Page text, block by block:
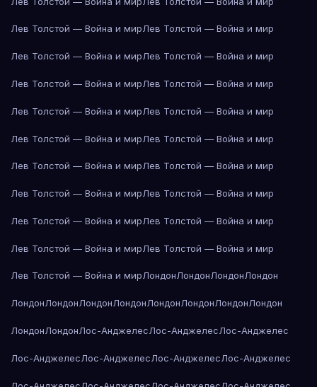
Лев Толстой — Война и мирЛев Толстой — Война и мир
Лев Толстой — Война и мирЛев Толстой — Война и мир
Лев Толстой — Война и мирЛев Толстой — Война и мир
Лев Толстой — Война и мирЛев Толстой — Война и мир
Лев Толстой — Война и мирЛев Толстой — Война и мир
Лев Толстой — Война и мирЛев Толстой — Война и мир
Лев Толстой — Война и мирЛев Толстой — Война и мир
Лев Толстой — Война и мирЛев Толстой — Война и мир
Лев Толстой — Война и мирЛев Толстой — Война и мир
Лев Толстой — Война и мирЛондонЛондонЛондонЛондон
ЛондонЛондонЛондонЛондонЛондонЛондонЛондонЛондон
ЛондонЛондонЛос-АнджелесЛос-АнджелесЛос-Анджелес
Лос-АнджелесЛос-АнджелесЛос-АнджелесЛос-Анджелес